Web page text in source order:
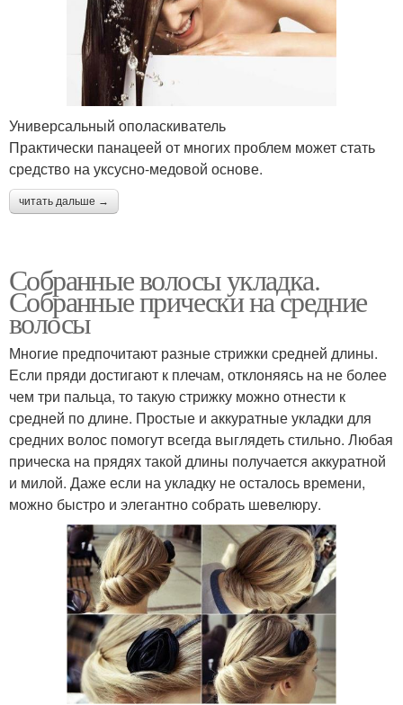
Универсальный ополаскиватель
Практически панацеей от многих проблем может стать
средство на уксусно-медовой основе.
читать дальше →
Собранные волосы укладка.
Собранные прически на средние
волосы
Многие предпочитают разные стрижки средней длины.
Если пряди достигают к плечам, отклоняясь на не более
чем три пальца, то такую стрижку можно отнести к
средней по длине. Простые и аккуратные укладки для
средних волос помогут всегда выглядеть стильно. Любая
прическа на прядях такой длины получается аккуратной
и милой. Даже если на укладку не осталось времени,
можно быстро и элегантно собрать шевелюру.